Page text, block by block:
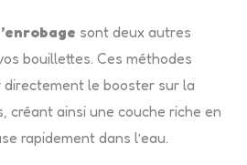
sont deux autres
bouillettes. Ces méthodes
le booster sur la
créant ainsi une couche riche en
rapidement dans l’eau.